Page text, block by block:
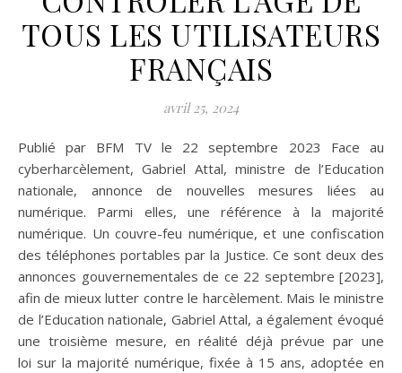
TOUS LES UTILISATEURS
FRANÇAIS
avril 25, 2024
Publié par BFM TV le 22 septembre 2023 Face au
cyberharcèlement, Gabriel Attal, ministre de l’Education
nationale, annonce de nouvelles mesures liées au
numérique. Parmi elles, une référence à la majorité
numérique. Un couvre-feu numérique, et une confiscation
des téléphones portables par la Justice. Ce sont deux des
annonces gouvernementales de ce 22 septembre [2023],
afin de mieux lutter contre le harcèlement. Mais le ministre
de l’Education nationale, Gabriel Attal, a également évoqué
une troisième mesure, en réalité déjà prévue par une
loi sur la majorité numérique, fixée à 15 ans, adoptée en